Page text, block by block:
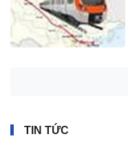
TIN TỨC